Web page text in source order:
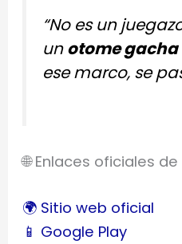
“No es un
unotome
ese marco, se
🌐 Enlaces oficiales
🌍 Sitio web oficial
📱 Google Play